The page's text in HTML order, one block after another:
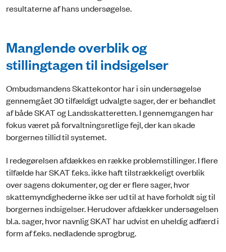
resultaterne af hans undersøgelse.
Manglende overblik og
stillingtagen til indsigelser
Ombudsmandens Skattekontor har i sin undersøgelse
gennemgået 30 tilfældigt udvalgte sager, der er behandlet
af både SKAT og Landsskatteretten. I gennemgangen har
fokus været på forvaltningsretlige fejl, der kan skade
borgernes tillid til systemet.
I redegørelsen afdækkes en række problemstillinger. I flere
tilfælde har SKAT f.eks. ikke haft tilstrækkeligt overblik
over sagens dokumenter, og der er flere sager, hvor
skattemyndighederne ikke ser ud til at have forholdt sig til
borgernes indsigelser. Herudover afdækker undersøgelsen
bl.a. sager, hvor navnlig SKAT har udvist en uheldig adfærd i
form af f.eks. nedladende sprogbrug.